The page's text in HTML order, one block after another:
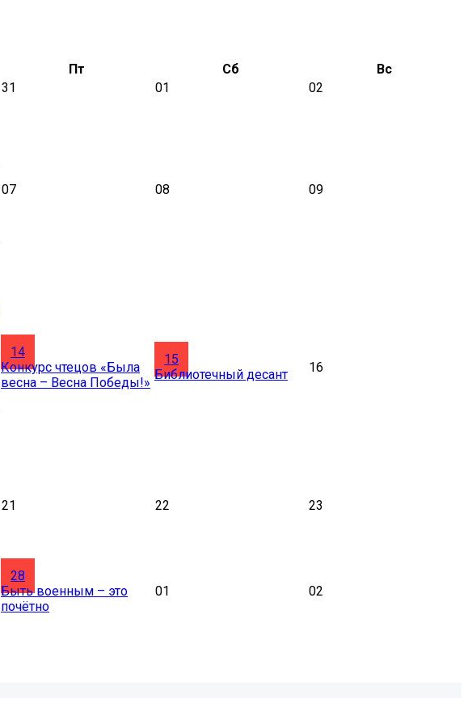
Пт Сб
Вс
31 01
02
07 08 09
14
Конкурс чтецов «Была
весна – Весна Победы!»
15
Библиотечный десант
16
21 22 23
28
Быть военным – это
почётно
01 02